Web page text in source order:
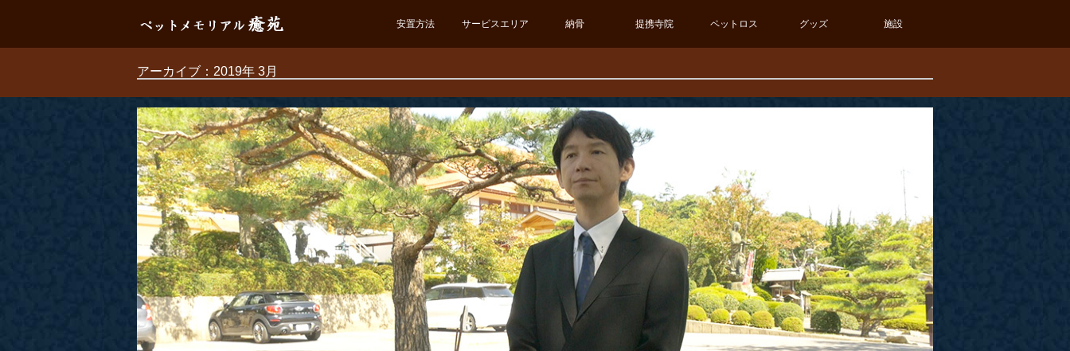
安置方法 サービスエリア 納骨 提携寺院 ペットロス グッズ 施設
アーカイブ：2019年 3月